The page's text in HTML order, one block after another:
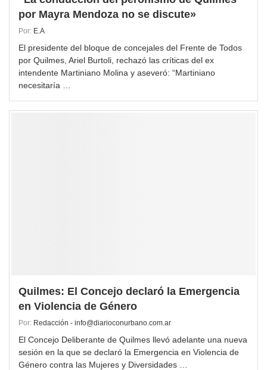
por Mayra Mendoza no se discute»
Por: E.A
El presidente del bloque de concejales del Frente de Todos
por Quilmes, Ariel Burtoli, rechazó las críticas del ex
intendente Martiniano Molina y aseveró: “Martiniano
necesitaría …
Quilmes: El Concejo declaró la Emergencia
en Violencia de Género
Por: Redacción - info@diarioconurbano.com.ar
El Concejo Deliberante de Quilmes llevó adelante una nueva
sesión en la que se declaró la Emergencia en Violencia de
Género contra las Mujeres y Diversidades …